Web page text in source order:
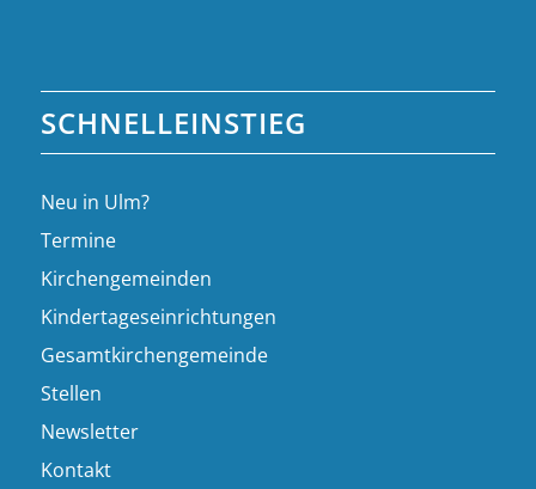
SCHNELLEINSTIEG
Neu in Ulm?
Termine
Kirchengemeinden
Kindertageseinrichtungen
Gesamtkirchengemeinde
Stellen
Newsletter
Kontakt